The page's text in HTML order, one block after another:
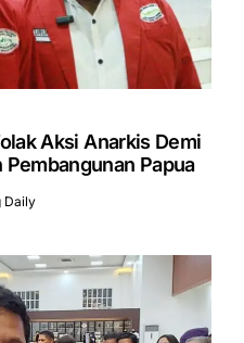
Aksi Anarkis Demi
Papua
Daily